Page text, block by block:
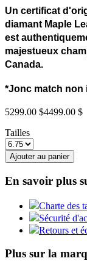
Un certificat
diamant Maple
est
majestueux
Canada.
*Jonc match non
5299.00 $4499.00 $
Tailles
Ajouter au panier
En savoir plus
Charte des
Sécurité
Retours et
Plus sur la